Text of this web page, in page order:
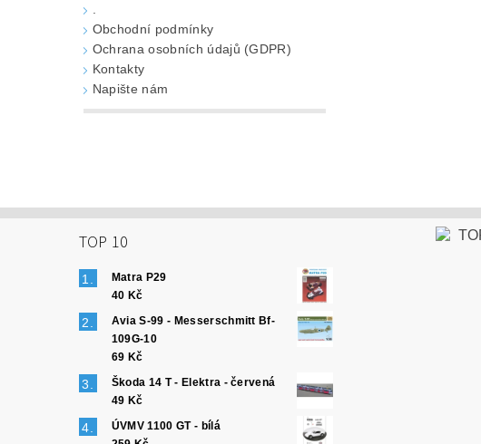
Obchodní podmínky
Ochrana osobních údajů (GDPR)
Kontakty
Napište nám
TOP 10
Matra P29
40 Kč
Avia S-99 - Messerschmitt Bf-
109G-10
69 Kč
Škoda 14 T - Elektra - červená
49 Kč
ÚVMV 1100 GT - bílá